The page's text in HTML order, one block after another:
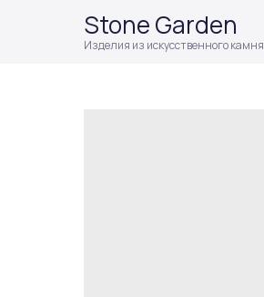
Stone Garden
Изделия из искусственного камня